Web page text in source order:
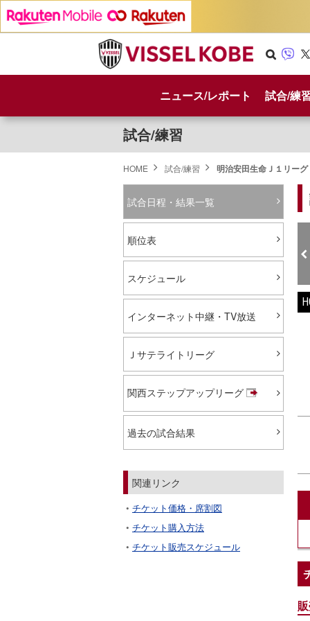
h
ニュース/レポート 試合/練
試合/練習
HOME 試合/練習 明治安田生命Ｊ１リー
試合日程・結果一覧
順位表
スケジュール
インターネット中継・TV放送
Ｊサテライトリーグ
関西ステップアップリーグ
過去の試合結果
関連リンク
チケット価格・席割図
チケット購入方法
チケット販売スケジュール